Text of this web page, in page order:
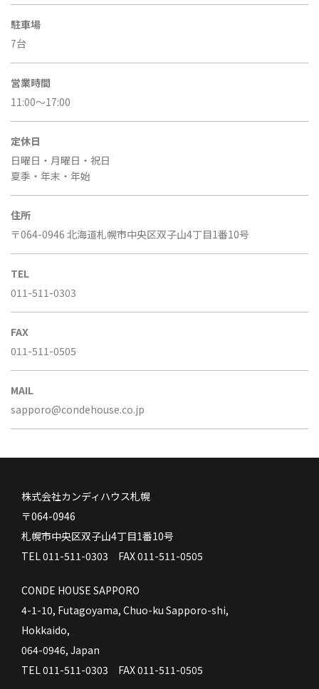
駐車場
7台
営業時間
11:00～17:00
定休日
日曜日・月曜日・祝日
夏季・年末・年始
住所
〒064-0946 北海道札幌市中央区双子山4丁目1番10号
TEL
011-511-0303
FAX
011-511-0505
MAIL
sapporo@condehouse.co.jp
株式会社カンディハウス札幌
〒064-0946
札幌市中央区双子山4丁目1番10号
TEL 011-511-0303 FAX 011-511-0505
CONDE HOUSE SAPPORO
4-1-10, Futagoyama, Chuo-ku Sapporo-shi,
Hokkaido,
064-0946, Japan
TEL 011-511-0303 FAX 011-511-0505